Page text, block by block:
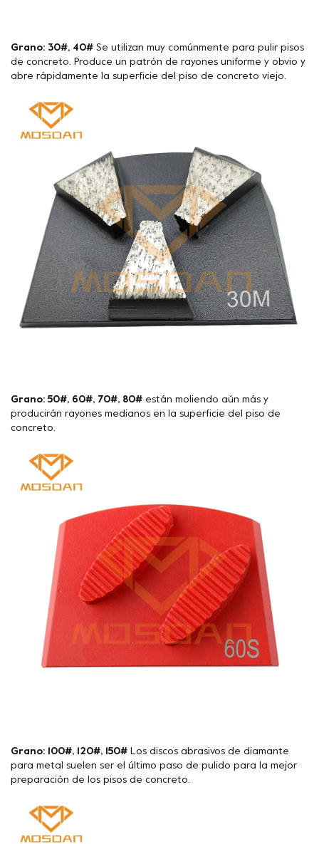
Grano: 30#, 40# Se utilizan muy comúnmente para pulir pisos
de concreto. Produce un patrón de rayones uniforme y obvio y
abre rápidamente la superficie del piso de concreto viejo.
Grano: 50#, 60#, 70#, 80# están moliendo aún más y
producirán rayones medianos en la superficie del piso de
concreto.
Grano: 100#, 120#, 150#
Los discos abrasivos de diamante
para metal suelen ser el último paso de pulido para la mejor
preparación de los pisos de concreto.